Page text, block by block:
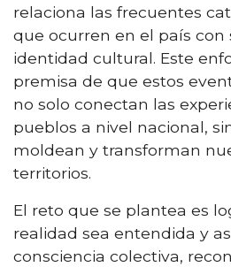
relaciona las frecuentes
que ocurren en el país con
identidad cultural. Este
premisa de que estos
no solo conectan las
pueblos a nivel nacional,
moldean y transforman
territorios.
El reto que se plantea es
realidad sea entendida y
consciencia colectiva,